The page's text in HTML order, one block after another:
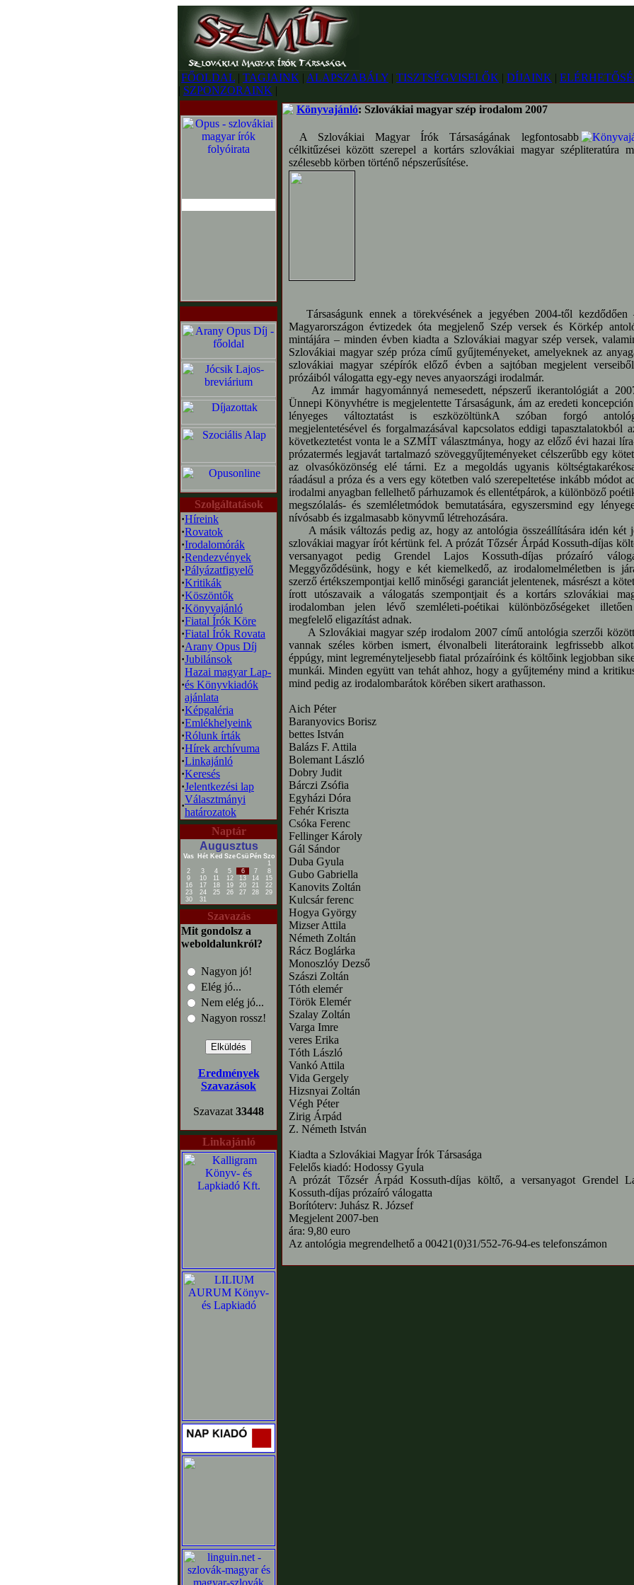
FŐOLDAL | TAGJAINK | ALAPSZABÁLY | TISZTSÉGVISELŐK | DÍJAINK |
| SZPONZORAINK |
Szolgáltatások
·Híreink
·Rovatok
·Irodalomórák
·Rendezvények
·Pályázatfigyelő
·Kritikák
·Köszöntők
·Könyvajánló
·Fiatal Írók Köre
·Fiatal Írók Rovata
·Arany Opus Díj
·Jubilánsok
·
Hazai magyar Lap-
és Könyvkiadók
ajánlata
·Képgaléria
·Emlékhelyeink
·Rólunk írták
·Hírek archívuma
·Linkajánló
·Keresés
·Jelentkezési lap
·
Választmányi
határozatok
Naptár
Augusztus
Vas Hét Ked SzeCsü Pén Szo
1
2
3 4 5 6 7
8
9
10 11 12 13 14
15
16
17 18 19 20 21
22
23
24 25 26 27 28
29
30
31
Szavazás
Mit gondolsz a
weboldalunkról?
Nagyon jó!
Elég jó...
Nem elég jó...
Nagyon rossz!
Eredmények
Szavazások
Szavazat 33448
Linkajánló
Könyvajánló: Szlovákiai magyar szép irodalom 2007
A Szlovákiai Magyar Írók Társaságának legfontosabb
célkitűzései között szerepel a kortárs szlovákiai magyar szépliteratúra
szélesebb körben történő népszerűsítése.
Társaságunk ennek a törekvésének a jegyében 2004-től kezdődően
Magyarországon évtizedek óta megjelenő Szép versek és Körkép
mintájára – minden évben kiadta a Szlovákiai magyar szép versek,
Szlovákiai magyar szép próza című gyűjteményeket, amelyeknek az
szlovákiai magyar szépírók előző évben a sajtóban megjelent
prózáiból válogatta egy-egy neves anyaországi irodalmár.
Az immár hagyománnyá nemesedett, népszerű ikerantológiát a
Ünnepi Könyvhétre is megjelentette Társaságunk, ám az eredeti
lényeges változtatást is eszközöltünkA szóban forgó
megjelentetésével és forgalmazásával kapcsolatos eddigi tapasztalatokból
következtetést vonta le a SZMÍT választmánya, hogy az előző évi hazai
prózatermés legjavát tartalmazó szöveggyűjteményeket célszerűbb egy
az olvasóközönség elé tárni. Ez a megoldás ugyanis
ráadásul a próza és a vers egy kötetben való szerepeltetése inkább módot
irodalmi anyagban fellelhető párhuzamok és ellentétpárok, a különböző
megszólalás- és szemléletmódok bemutatására, egyszersmind egy
nívósabb és izgalmasabb könyvmű létrehozására.
A másik változás pedig az, hogy az antológia összeállítására idén két
szlovákiai magyar írót kértünk fel. A prózát Tőzsér Árpád Kossuth-díjas
versanyagot pedig Grendel Lajos Kossuth-díjas prózaíró
Meggyőződésünk, hogy e két kiemelkedő, az irodalomelméletben is
szerző értékszempontjai kellő minőségi garanciát jelentenek, másrészt a
írott utószavaik a válogatás szempontjait és a kortárs szlovákiai
irodalomban jelen lévő szemléleti-poétikai különbözőségeket
megfelelő eligazítást adnak.
A Szlovákiai magyar szép irodalom 2007 című antológia szerzői
vannak széles körben ismert, élvonalbeli literátoraink legfrissebb
éppúgy, mint legreményteljesebb fiatal prózaíróink és költőink legjobban
munkái. Minden együtt van tehát ahhoz, hogy a gyűjtemény mind a
mind pedig az irodalombarátok körében sikert arathasson.
Aich Péter
Baranyovics Borisz
bettes István
Balázs F. Attila
Bolemant László
Dobry Judit
Bárczi Zsófia
Egyházi Dóra
Fehér Kriszta
Csóka Ferenc
Fellinger Károly
Gál Sándor
Duba Gyula
Gubo Gabriella
Kanovits Zoltán
Kulcsár ferenc
Hogya György
Mizser Attila
Németh Zoltán
Rácz Boglárka
Monoszlóy Dezső
Szászi Zoltán
Tóth elemér
Török Elemér
Szalay Zoltán
Varga Imre
veres Erika
Tóth László
Vankó Attila
Vida Gergely
Hizsnyai Zoltán
Végh Péter
Zirig Árpád
Z. Németh István
Kiadta a Szlovákiai Magyar Írók Társasága
Felelős kiadó: Hodossy Gyula
A prózát Tőzsér Árpád Kossuth-díjas költő, a versanyagot Grendel
Kossuth-díjas prózaíró válogatta
Borítóterv: Juhász R. József
Megjelent 2007-ben
ára: 9,80 euro
Az antológia megrendelhető a 00421(0)31/552-76-94-es telefonszámon